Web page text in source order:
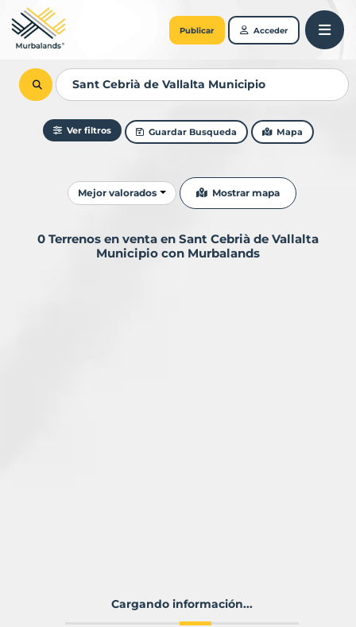
Publicar Acceder
Ver filtros Guardar Busqueda Mapa
Ordenar resultados
Mejor valorados Mostrar mapa
0 Terrenos en venta en Sant Cebrià de Vallalta
Municipio con Murbalands
Cargando información...